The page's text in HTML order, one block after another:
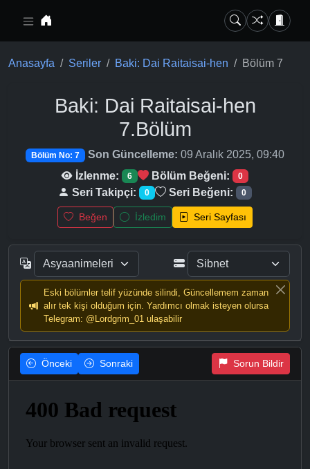
Anasayfa Seriler Baki: Dai Raitaisai-hen Bölüm 7
Baki: Dai Raitaisai-hen
7.Bölüm
Bölüm No: 7 Son Güncelleme: 09 Aralık 2025, 09:40
İzlenme:
6 Bölüm Beğeni: 0
Seri Takipçi: 0 Seri Beğeni: 0
Beğen İzledim Seri Sayfası
Eski bölümler telif yüzünde silindi, Güncellemem zaman
alır tek kişi olduğum için. Yardımcı olmak isteyen olursa
Telegram: @Lordgrim_01 ulaşabilir
Önceki Sonraki Sorun Bildir